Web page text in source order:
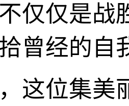
仅仅是战
曾经的自
这位集美